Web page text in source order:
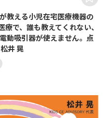
教える小児在宅医療機器の
で、誰も教えてくれない、
動吸引器が使えません。点
井 晃